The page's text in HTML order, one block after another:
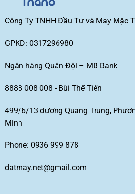
Công Ty TNHH Đầu Tư và May Mặc
GPKD: 0317296980
Ngân hàng Quân Đội – MB Bank
8888 008 008 - Bùi Thế Tiến
499/6/13 đường Quang Trung,
Minh
Phone: 0936 999 878
datmay.net@gmail.com